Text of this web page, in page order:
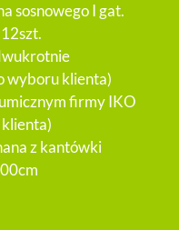
sosnowego I gat.
wyboru klienta)
firmy IKO
z kantówki